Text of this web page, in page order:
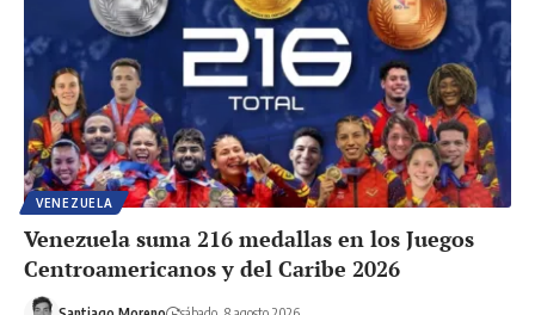
VENEZUELA
Venezuela suma 216 medallas en los Juegos
Centroamericanos y del Caribe 2026